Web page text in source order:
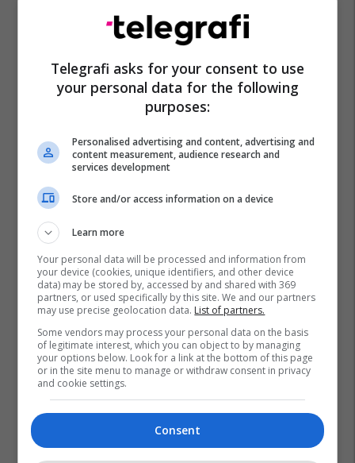
Mpb Maqedoni Haraçinë Pthp-Maqedoni
Telegrafi asks for your consent to use
your personal data for the following
purposes:
Personalised advertising and content, advertising and
content measurement, audience research and
services development
Store and/or access information on a device
Learn more
Your personal data will be processed and information from
your device (cookies, unique identifiers, and other device
data) may be stored by, accessed by and shared with 369
partners, or used specifically by this site. We and our partners
may use precise geolocation data. List of partners.
Some vendors may process your personal data on the basis
of legitimate interest, which you can object to by managing
your options below. Look for a link at the bottom of this page
or in the site menu to manage or withdraw consent in privacy
and cookie settings.
Consent